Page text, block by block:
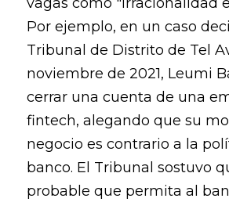
Por ejemplo, en un caso
Tribunal de Distrito de Tel
noviembre de 2021, Leumi
cerrar una cuenta de una
fintech, alegando que su
negocio es contrario a la
banco. El Tribunal sostuvo
probable que permita al